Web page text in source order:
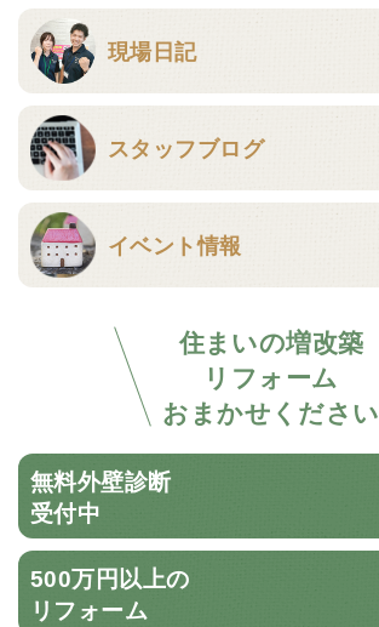
現場日記
スタッフブログ
イベント情報
住まいの増改築
リフォーム
おまかせください
無料外壁診断
受付中
500万円以上の
リフォーム